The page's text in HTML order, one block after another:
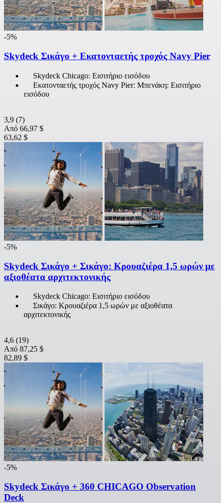
-5%
Skydeck Σικάγο + Εκατονταετής τροχός Navy Pier
Skydeck Chicago: Εισιτήριο εισόδου
Εκατονταετής τροχός Navy Pier: Μπενάκη: Εισιτήριο
εισόδου
3,9 (7)
Από 66,97 $
63,62 $
-5%
Skydeck Σικάγο + Σικάγο: Κρουαζιέρα 1,5 ωρών με
αξιοθέατα αρχιτεκτονικής
Skydeck Chicago: Εισιτήριο εισόδου
Σικάγο: Κρουαζιέρα 1,5 ωρών με αξιοθέατα
αρχιτεκτονικής
4,6 (19)
Από 87,25 $
82,89 $
-5%
Skydeck Σικάγο + 360 CHICAGO Observation
Deck